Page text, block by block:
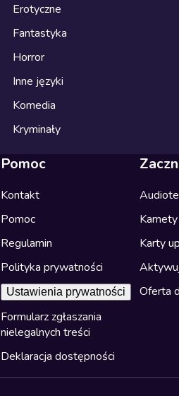
Erotyczne
Fantastyka
Horror
Inne języki
Komedia
Kryminały
Pomoc
Kontakt
Pomoc
Regulamin
Polityka prywatności
Ustawienia prywatności
Formularz zgłaszania
nielegalnych treści
Deklaracja dostępności
Karnety
Karty
Oferta